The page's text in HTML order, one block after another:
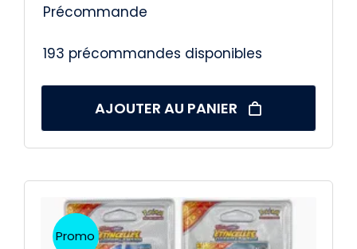
Précommande
193 précommandes disponibles
AJOUTER AU PANIER
Promo